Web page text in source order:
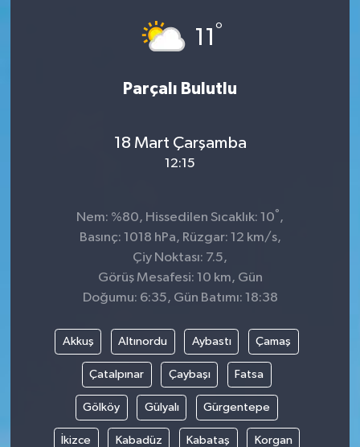
11°
Parçalı Bulutlu
18 Mart Çarşamba
12:15
Nem: %80, Hissedilen Sıcaklık: 10° ,
Basınç: 1018 hPa, Rüzgar: 12 km/s,
Çiy Noktası: 7.5,
Görüş Mesafesi: 10 km, Gün
Doğumu: 6:35, Gün Batımı: 18:38
Akkuş Altınordu Aybastı Çamaş
Çatalpınar Çaybaşı Fatsa
Gölköy Gülyalı Gürgentepe
İkizce Kabadüz Kabataş Korgan